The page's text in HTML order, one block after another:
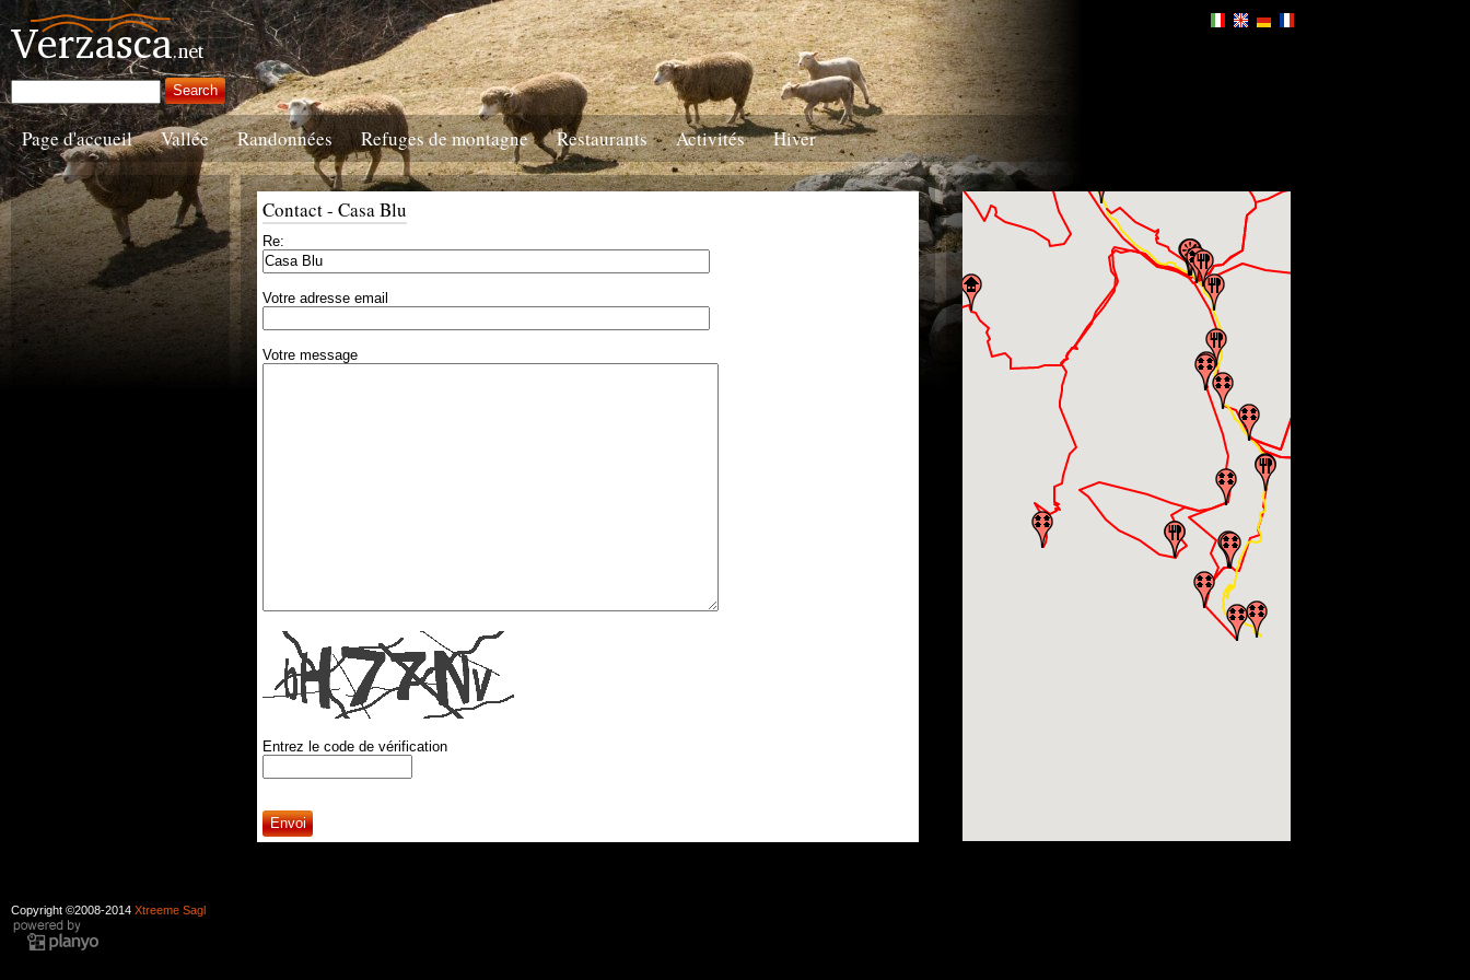
Page d'accueil Vallée Randonnées Refuges de montagne Restaurants Activités Hiver
Contact - Casa Blu
Re:
Votre adresse email
Votre message
Entrez le code de vérification
Copyright ©2008-2014 Xtreeme Sagl